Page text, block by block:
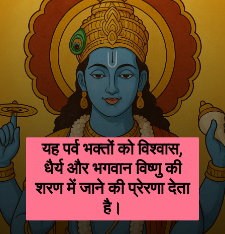
यह पर्व भक्तों को विश्वास,
धैर्य और भगवान विष्णु की
शरण में जाने की प्रेरणा देता
है।